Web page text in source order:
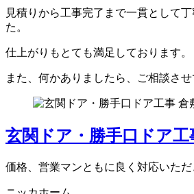
見積りから工事完了まで一貫として
た。
仕上がりもとても満足しております。
また、何かありましたら、ご相談させ
玄関ドア・勝手口ドア工
価格、営業マンともに良く対応いただ